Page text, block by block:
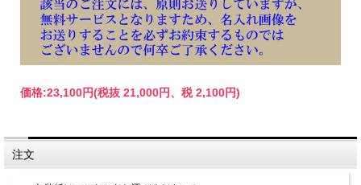
価格:23,100円(税抜 21,000円、税 2,100円)
注文